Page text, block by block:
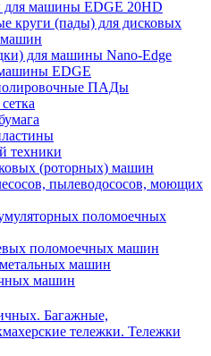
для машины EDGE 20HD
круги (пады) для дисковых
для машины Nano-Edge
EDGE
ПАДы
техники
(роторных) машин
пылеводососов, моющих
поломоечных
поломоечных машин
машин
машин
Багажные,
тележки. Тележки